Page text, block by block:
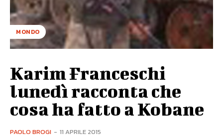
MONDO
Karim Franceschi
lunedì racconta che
cosa ha fatto a Kobane
PAOLO BROGI - 11 APRILE 2015